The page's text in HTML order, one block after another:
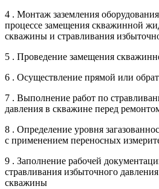
4 . Монтаж заземления
процессе замещения скважинной
скважины и стравливания
5 . Проведение замещения
6 . Осуществление прямой или
7 . Выполнение работ по
давления в скважине перед
8 . Определение уровня
с применением переносных
9 . Заполнение рабочей
стравливания избыточного
скважины